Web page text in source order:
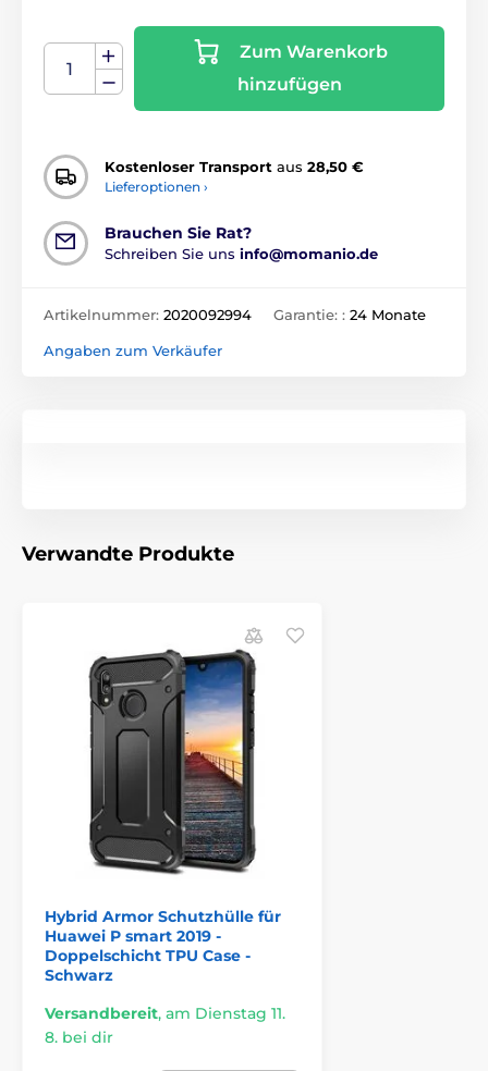
Zum Warenkorb
hinzufügen
Kostenloser Transport aus 28,50 €
Lieferoptionen ›
Brauchen Sie Rat?
Schreiben Sie uns info@momanio.de
Artikelnummer: 2020092994 Garantie: : 24 Monate
Angaben zum Verkäufer
Verwandte Produkte
Hybrid Armor Schutzhülle für
Huawei P smart 2019 -
Doppelschicht TPU Case -
Schwarz
Versandbereit, am Dienstag 11.
8. bei dir